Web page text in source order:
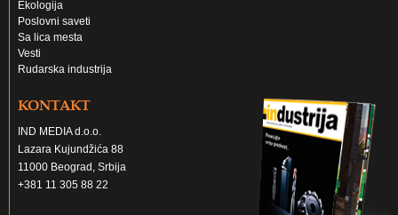
Ekologija
Poslovni saveti
Sa lica mesta
Vesti
Rudarska industrija
KONTAKT
IND MEDIA d.o.o.
Lazara Kujundžića 88
11000 Beograd, Srbija
+381 11 305 88 22